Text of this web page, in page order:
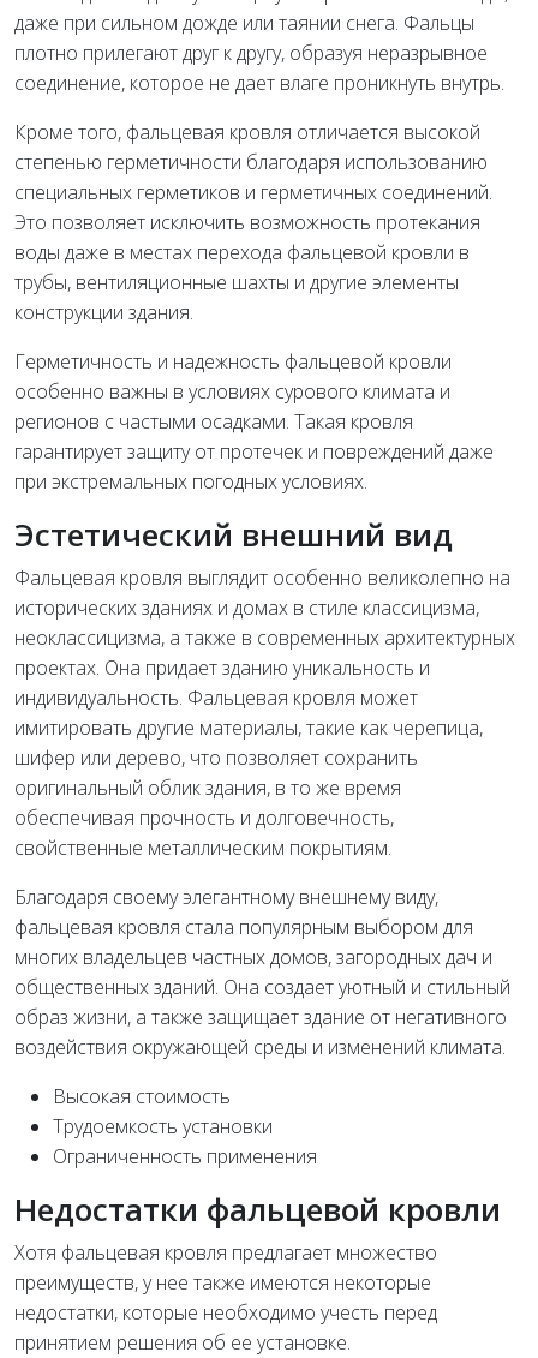
даже при сильном дожде или таянии снега. Фальцы
плотно прилегают друг к другу, образуя неразрывное
соединение, которое не дает влаге проникнуть внутрь.
Кроме того, фальцевая кровля отличается высокой
степенью герметичности благодаря использованию
специальных герметиков и герметичных соединений.
Это позволяет исключить возможность протекания
воды даже в местах перехода фальцевой кровли в
трубы, вентиляционные шахты и другие элементы
конструкции здания.
Герметичность и надежность фальцевой кровли
особенно важны в условиях сурового климата и
регионов с частыми осадками. Такая кровля
гарантирует защиту от протечек и повреждений даже
при экстремальных погодных условиях.
Эстетический внешний вид
Фальцевая кровля выглядит особенно великолепно на
исторических зданиях и домах в стиле классицизма,
неоклассицизма, а также в современных архитектурных
проектах. Она придает зданию уникальность и
индивидуальность. Фальцевая кровля может
имитировать другие материалы, такие как черепица,
шифер или дерево, что позволяет сохранить
оригинальный облик здания, в то же время
обеспечивая прочность и долговечность,
свойственные металлическим покрытиям.
Благодаря своему элегантному внешнему виду,
фальцевая кровля стала популярным выбором для
многих владельцев частных домов, загородных дач и
общественных зданий. Она создает уютный и стильный
образ жизни, а также защищает здание от негативного
воздействия окружающей среды и изменений климата.
Высокая стоимость
Трудоемкость установки
Ограниченность применения
Недостатки фальцевой кровли
Хотя фальцевая кровля предлагает множество
преимуществ, у нее также имеются некоторые
недостатки, которые необходимо учесть перед
принятием решения об ее установке.